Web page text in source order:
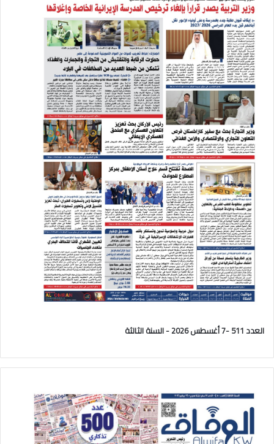
العدد 511 -7 أغسطس 2026 - السنة الثالثة